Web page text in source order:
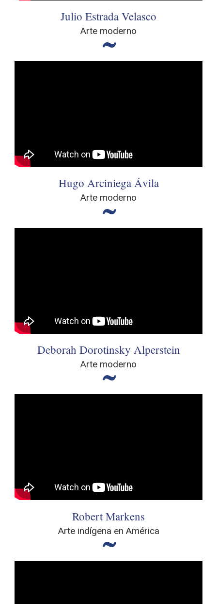
Julio Estrada Velasco
Arte moderno
Hugo Arciniega Ávila
Arte moderno
Deborah Dorotinsky Alperstein
Arte moderno
Robert Markens
Arte indígena en América